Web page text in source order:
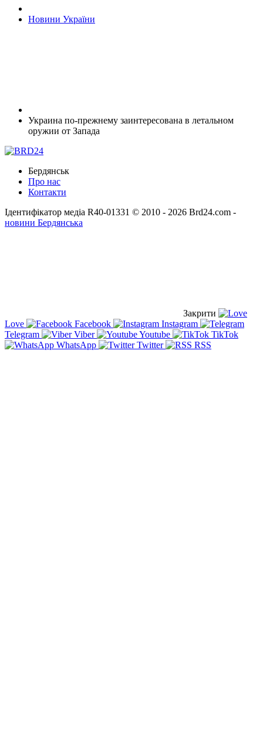
Новини України
Украина по-прежнему заинтересована в летальном
оружии от Запада
Бердянськ
Про нас
Контакти
Ідентифікатор медіа R40-01331 © 2010 - 2026 Brd24.com -
новини Бердянська
Закрити
Love
Facebook
Instagram
Telegram
Viber Youtube
TikTok
WhatsApp
Twitter RSS